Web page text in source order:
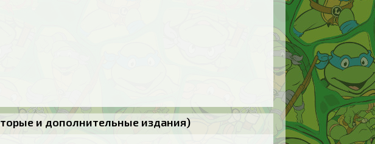
и дополнительные издания)